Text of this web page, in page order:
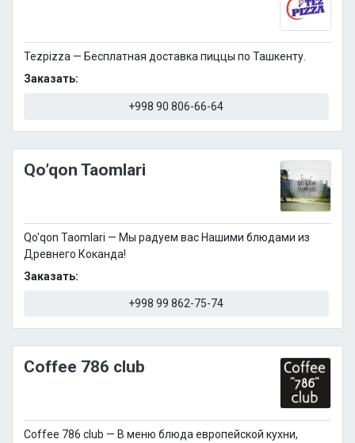
Tezpizza — Бесплатная доставка пиццы по Ташкенту.
Заказать:
+998 90 806-66-64
Qo’qon Taomlari
Qo'qon Taomlari — Мы радуем вас Нашими блюдами из
Древнего Коканда!
Заказать:
+998 99 862-75-74
Coffee 786 club
Coffee 786 club — В меню блюда европейской кухни,